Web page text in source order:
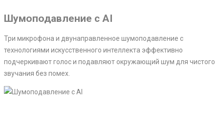
Шумоподавление с AI
Три микрофона и двунаправленное шумоподавление с
технологиями искусственного интеллекта эффективно
подчеркивают голос и подавляют окружающий шум для чистого
звучания без помех.